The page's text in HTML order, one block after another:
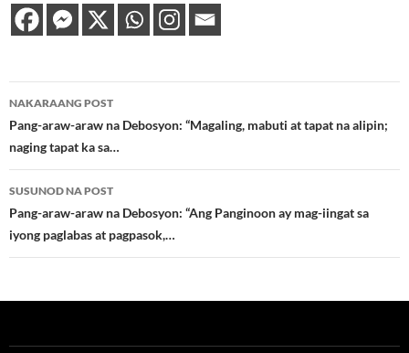
Post
navigation
NAKARAANG POST
Pang-araw-araw na Debosyon: “Magaling, mabuti at tapat na alipin;
naging tapat ka sa…
SUSUNOD NA POST
Pang-araw-araw na Debosyon: “Ang Panginoon ay mag-iingat sa
iyong paglabas at pagpasok,…